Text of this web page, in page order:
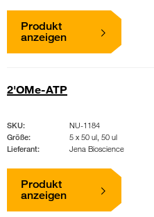
Produkt
anzeigen
2'OMe-ATP
SKU:
NU-1184
Größe:
5 x 50 ul, 50 ul
Lieferant:
Jena Bioscience
Produkt
anzeigen